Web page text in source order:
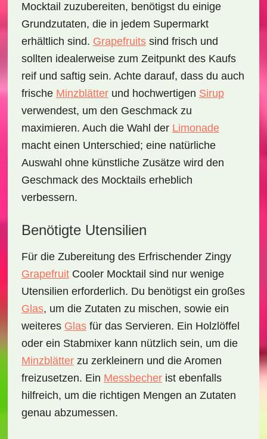
Mocktail zuzubereiten, benötigst du einige
Grundzutaten, die in jedem Supermarkt
erhältlich sind. Grapefruitssind frisch und
sollten idealerweise zum Zeitpunkt des Kaufs
reif und saftig sein. Achte darauf, dass du auch
frische Minzblätterund hochwertigen Sirup
verwendest, um den Geschmack zu
maximieren. Auch die Wahl der Limonade
macht einen Unterschied; eine natürliche
Auswahl ohne künstliche Zusätze wird den
Geschmack des Mocktails erheblich
verbessern.
Benötigte Utensilien
Für die Zubereitung des Erfrischender Zingy
GrapefruitCooler Mocktail sind nur wenige
Utensilien erforderlich. Du benötigst ein großes
Glas, um die Zutaten zu mischen, sowie ein
weiteres Glasfür das Servieren. Ein Holzlöffel
oder ein Stabmixer kann nützlich sein, um die
Minzblätterzu zerkleinern und die Aromen
freizusetzen. Ein Messbecherist ebenfalls
hilfreich, um die richtigen Mengen an Zutaten
genau abzumessen.